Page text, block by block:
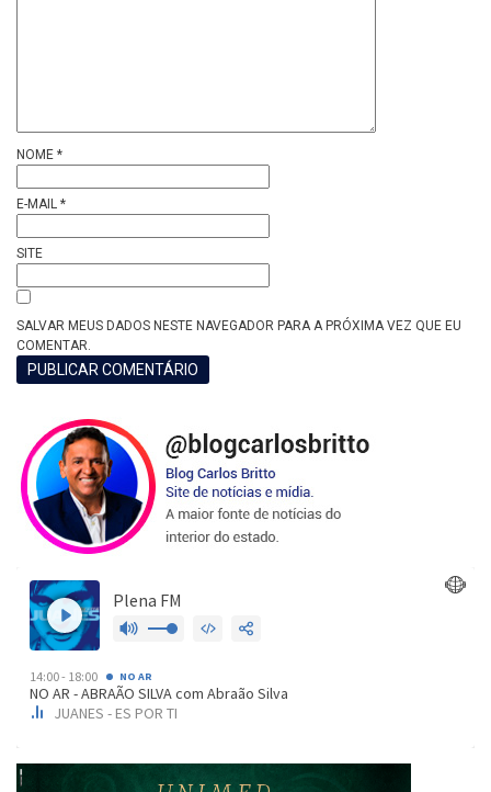
NOME *
E-MAIL *
SITE
SALVAR MEUS DADOS NESTE NAVEGADOR PARA A PRÓXIMA VEZ QUE EU
COMENTAR.